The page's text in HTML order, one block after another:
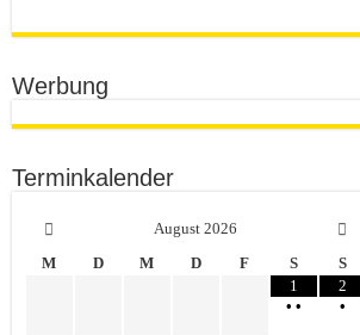
Werbung
Terminkalender
August 2026
M
D M D F S
S
1
• •
2
•